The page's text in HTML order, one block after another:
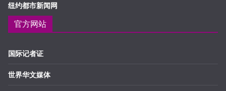
纽约都市新闻网
官方网站
国际记者证
世界华文媒体